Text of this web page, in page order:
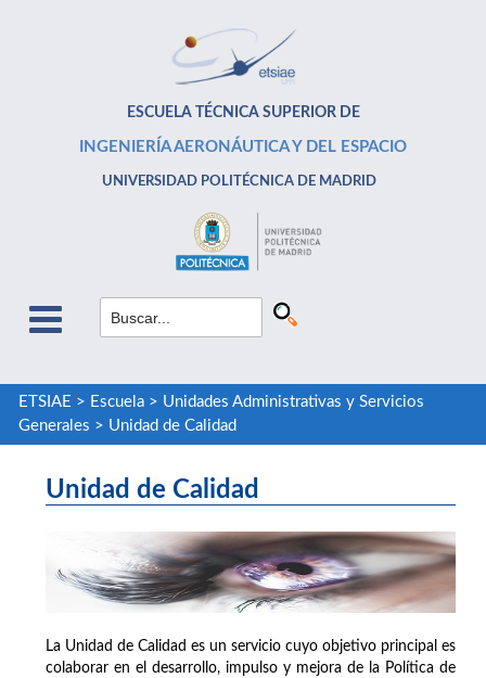
ESCUELA TÉCNICA SUPERIOR DE
INGENIERÍA AERONÁUTICA Y DEL ESPACIO
UNIVERSIDAD POLITÉCNICA DE MADRID
ETSIAE > Escuela> Unidades Administrativas y Servicios
Generales > Unidad de Calidad
Unidad de Calidad
La Unidad de Calidad es un servicio cuyo objetivo principal es
colaborar en el desarrollo, impulso y mejora de la Política de